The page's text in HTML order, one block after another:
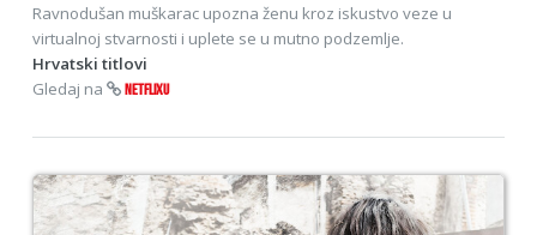
Ravnodušan muškarac upozna ženu kroz iskustvo veze u
virtualnoj stvarnosti i uplete se u mutno podzemlje.
Hrvatski titlovi
Gledaj na
NETFLIXU